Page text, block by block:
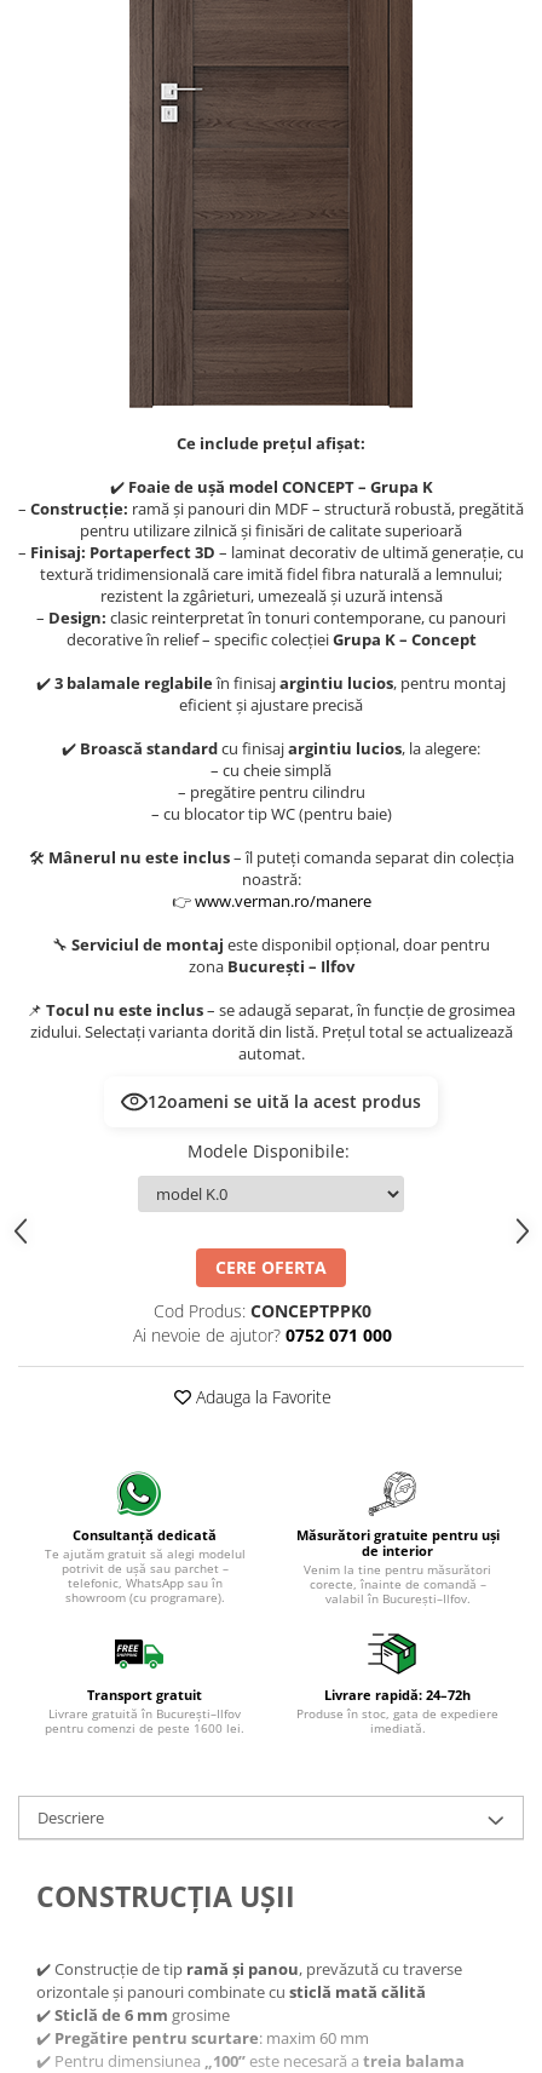
Woodstock PRO 8mm
Kaindl - Laminat
Kronotex - Laminat
Advanced 8 mm
Amazone 10 mm
Evolution 12 mm
Exquisit 8 mm
Herringbone 8 mm
Mammut 12 mm
Ce include prețul afișat:
✔️ Foaie de ușă model CONCEPT – Grupa K
– Construcție: ramă și panouri din MDF – structură robustă, pregătită
pentru utilizare zilnică și finisări de calitate superioară
– Finisaj: Portaperfect 3D – laminat decorativ de ultimă generație, cu
textură tridimensională care imită fidel fibra naturală a lemnului;
rezistent la zgârieturi, umezeală și uzură intensă
– Design: clasic reinterpretat în tonuri contemporane, cu panouri
decorative în relief – specific colecțieiGrupa K – Concept
✔️3 balamale reglabileîn finisajargintiu lucios, pentru montaj
eficient și ajustare precisă
✔️ Broască standardcu finisajargintiu lucios, la alegere:
– cu cheie simplă
– pregătire pentru cilindru
– cu blocator tip WC (pentru baie)
🛠️ Mânerul nu este inclus– îl puteți comanda separat din colecția
noastră:
👉www.verman.ro/manere
🔧 Serviciul de montaj este disponibil opțional, doar pentru
zona București – Ilfov
📌 Tocul nu este inclus– se adaugă separat, în funcție de grosimea
zidului. Selectați varianta dorită din listă. Prețul total se actualizează
automat.
12oameni se uită la acest produs
Modele Disponibile:
CERE OFERTA
Cod Produs: CONCEPTPPK0
Ai nevoie de ajutor? 0752 071 000
Adauga la Favorite
Consultanță dedicată
Te ajutăm gratuit să alegi modelul
potrivit de ușă sau parchet –
telefonic, WhatsApp sau în
showroom (cu programare).
Măsurători gratuite pentru uși
de interior
Venim la tine pentru măsurători
corecte, înainte de comandă –
valabil în București–Ilfov.
Transport gratuit
Livrare gratuită în București–Ilfov
pentru comenzi de peste 1600 lei.
Livrare rapidă: 24–72h
Produse în stoc, gata de expediere
imediată.
Descriere
CONSTRUCȚIA UȘII
✔️ Construcție de tip ramă și panou, prevăzută cu traverse
orizontale și panouri combinate cu sticlă mată călită
✔️Sticlă de 6 mm grosime
✔️ Pregătire pentru scurtare: maxim 60 mm
✔️ Pentru dimensiunea „100”este necesară a treia balama